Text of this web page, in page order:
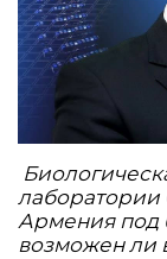
Армения под
возможен ли